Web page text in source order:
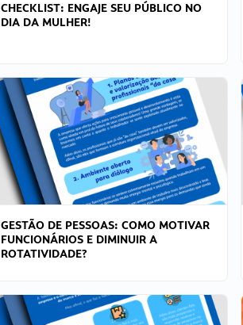
CHECKLIST: ENGAJE SEU PÚBLICO NO
DIA DA MULHER!
GESTÃO DE PESSOAS: COMO MOTIVAR
FUNCIONÁRIOS E DIMINUIR A
ROTATIVIDADE?